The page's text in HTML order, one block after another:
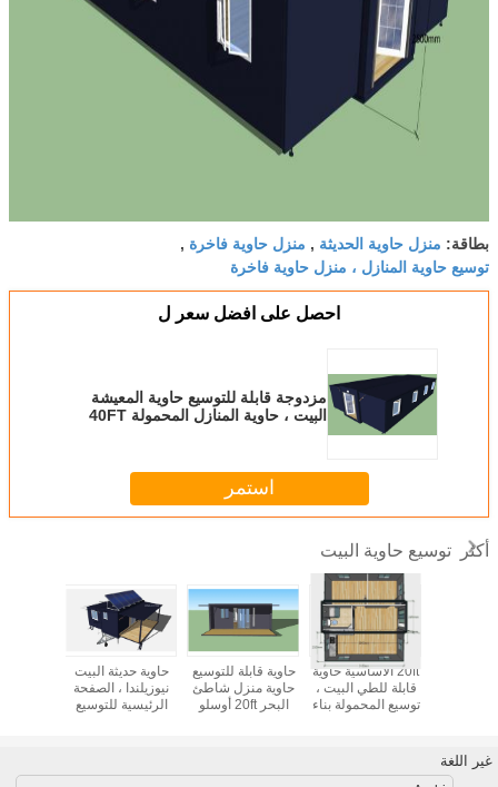
بطاقة: منزل حاوية الحديثة , منزل حاوية فاخرة ,
توسيع حاوية المنازل ، منزل حاوية فاخرة
احصل على افضل سعر ل
مزدوجة قابلة للتوسيع حاوية المعيشة
البيت ، حاوية المنازل المحمولة 40FT
استمر
أكثر توسيع حاوية البيت
حاوية حديثة البيت
نيوزيلندا ، الصفحة
الرئيسية للتوسيع
حاوية قابلة للتوسيع
حاوية منزل شاطئ
البحر 20ft أوسلو
20ft الأساسية حاوية
قابلة للطي البيت ،
توسيع المحمولة بناء
غير اللغة